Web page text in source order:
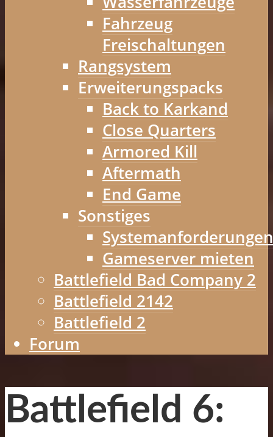
Fahrzeug
Freischaltungen
Rangsystem
Erweiterungspacks
Back to Karkand
Close Quarters
Armored Kill
Aftermath
End Game
Sonstiges
Systemanforderungen
Gameserver mieten
Battlefield Bad Company 2
Battlefield 2142
Battlefield 2
Forum
Battlefield 6: